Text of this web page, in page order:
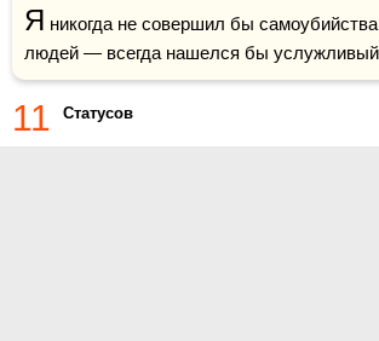
Я никогда не совершил бы
людей — всегда нашелся бы
11 Статусов